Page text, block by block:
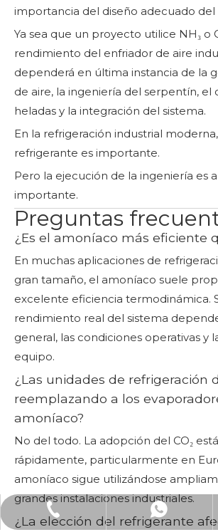
importancia del diseño adecuado del
Ya sea que un proyecto utilice NH₃ o
rendimiento del enfriador de aire
dependerá en última instancia de la
de aire, la ingeniería del serpentín, el
heladas y la integración del sistema.
En la refrigeración industrial
refrigerante es importante.
Pero la ejecución de la ingeniería es
importante.
Preguntas
¿Es el amoníaco más eficiente
En muchas aplicaciones de
gran tamaño, el amoníaco suele
excelente eficiencia termodinámica.
rendimiento real del sistema
general, las condiciones operativas y
equipo.
¿Las unidades de refrigeración
reemplazando a los
amoníaco?
No del todo. La adopción del CO₂
rápidamente, particularmente en
amoníaco sigue utilizándose
grandes instalaciones industriales.
¿La elección del refrigerante
Teléfono: +86-13901531913
WhatsApp: +86-
Correo electrónico: